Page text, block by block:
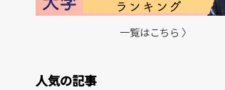
一覧はこちら 〉
人気の記事